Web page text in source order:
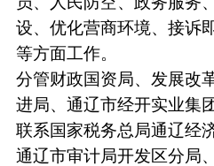
设、优化营商环境、接诉
等方面工作。
分管财政国资局、发展改
进局、通辽市经开实业集
联系国家税务总局通辽经
通辽市审计局开发区分局